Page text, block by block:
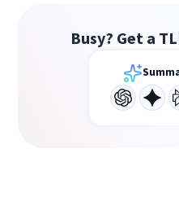
Busy? Get a